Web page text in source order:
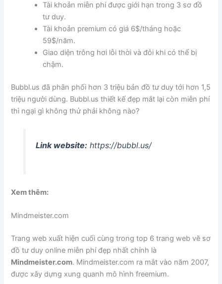
Tài khoản miễn phí được giới hạn trong 3 sơ đồ
tư duy.
Tài khoản premium có giá 6$/tháng hoặc
59$/năm.
Giao diện trông hơi lỗi thời và đôi khi có thể bị
chậm.
Bubbl.us đã phân phối hơn 3 triệu bản đồ tư duy tới hơn 1,5
triệu người dùng. Bubbl.us thiết kế đẹp mắt lại còn miễn phí
thì ngại gì không thử phải không nào?
Link website:https://bubbl.us/
Xem thêm:
Mindmeister.com
Trang web xuất hiện cuối cùng trong top 6 trang web vẽ sơ
đồ tư duy online miễn phí đẹp nhất chính là
Mindmeister.com. Mindmeister.com ra mắt vào năm 2007,
được xây dựng xung quanh mô hình freemium.